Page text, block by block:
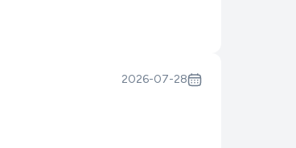
2026-07-28